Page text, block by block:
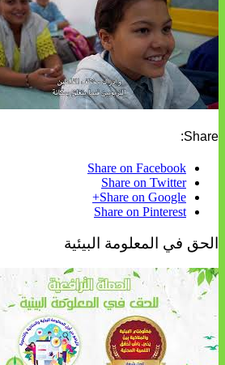
Share:
Share on Facebook
Share on Twitter
Share on Google+
Share on Pinterest
الحق في المعلومة البيئية